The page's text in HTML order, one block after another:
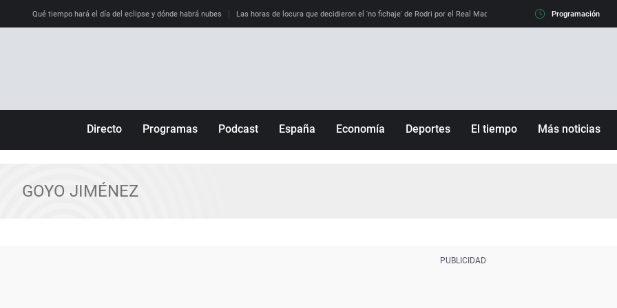
Qué tiempo hará el día del eclipse y dónde habrá nubes Las horas de locura que decidieron el 'no fichaje' de Rodri por el Real Madrid y su 'sí' al Barça La llamada
Programación
Directo Programas
Julia en la onda
Podcast España Economía Deportes El tiempo Más noticias
GOYO JIMÉNEZ